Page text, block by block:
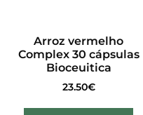
Arroz vermelho
Complex 30 cápsulas
Bioceuitica
23.50€